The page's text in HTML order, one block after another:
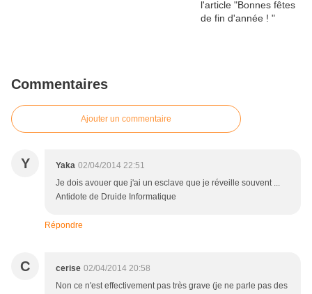
Commentaires
Ajouter un commentaire
Y Yaka 02/04/2014 22:51
Je dois avouer que j'ai un esclave que je réveille souvent ...
Antidote de Druide Informatique
Répondre
C cerise 02/04/2014 20:58
Non ce n'est effectivement pas très grave (je ne parle pas des